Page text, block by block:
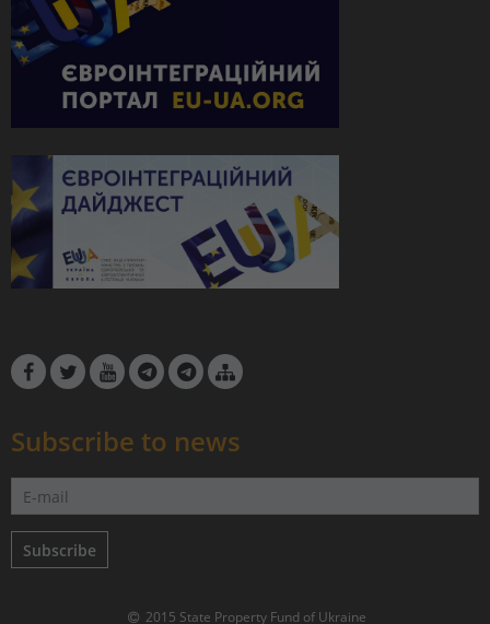
Subscribe to news
Subscribe
2015 State Property Fund of Ukraine